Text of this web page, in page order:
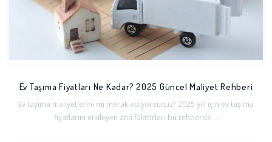
Ev Taşıma Fiyatları Ne Kadar? 2025 Güncel Maliyet Rehberi
Ev taşıma maliyetlerini mi merak ediyorsunuz? 2025 yılı için ev taşıma
fiyatlarını etkileyen ana faktörleri bu rehberde ...